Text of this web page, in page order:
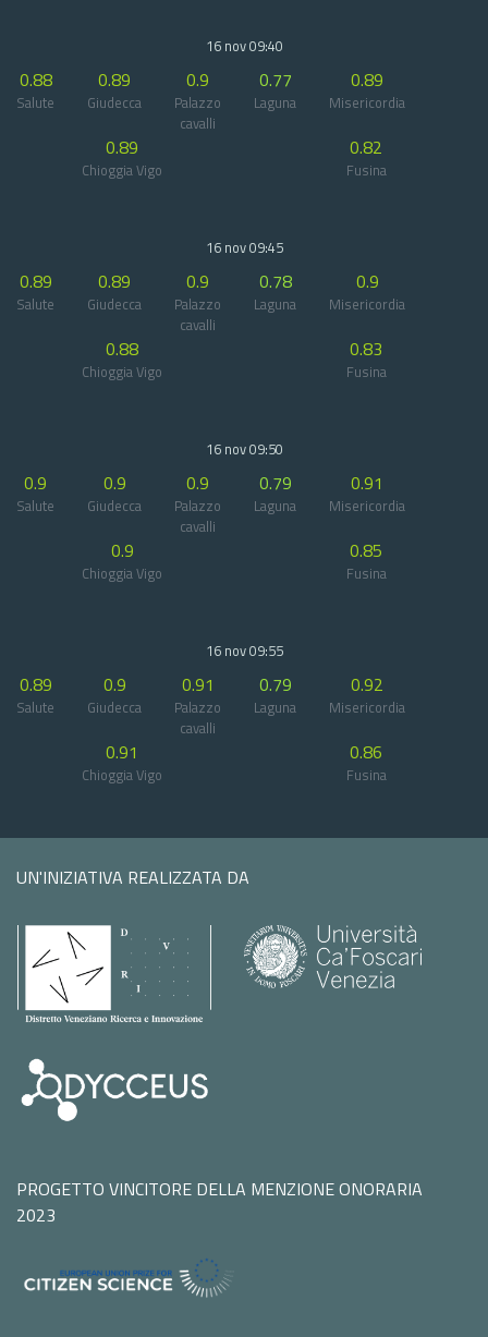
16 nov 09:40
0.88
Salute
0.89
Giudecca
0.9
Palazzo
cavalli
0.77
Laguna
0.89
Misericordia
0.89
Chioggia Vigo
0.82
Fusina
16 nov 09:45
0.89
Salute
0.89
Giudecca
0.9
Palazzo
cavalli
0.78
Laguna
0.9
Misericordia
0.88
Chioggia Vigo
0.83
Fusina
16 nov 09:50
0.9
Salute
0.9
Giudecca
0.9
Palazzo
cavalli
0.79
Laguna
0.91
Misericordia
0.9
Chioggia Vigo
0.85
Fusina
16 nov 09:55
0.89
Salute
0.9
Giudecca
0.91
Palazzo
cavalli
0.79
Laguna
0.92
Misericordia
0.91
Chioggia Vigo
0.86
Fusina
UN'INIZIATIVA REALIZZATA DA
PROGETTO VINCITORE DELLA MENZIONE ONORARIA
2023